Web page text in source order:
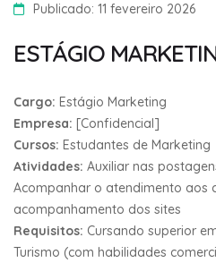
Publicado: 11 fevereiro 2026
ESTÁGIO
Cargo: Estágio Marketing
Empresa: [Confidencial]
Cursos: Estudantes de Marketing
Atividades: Auxiliar nas
Acompanhar o atendimento aos
acompanhamento dos sites
Requisitos: Cursando superior
Turismo (com habilidades